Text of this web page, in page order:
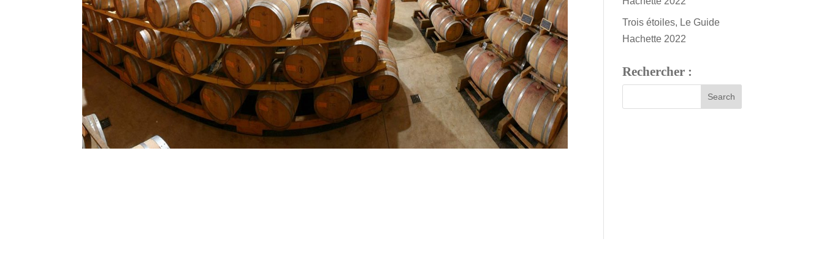
Trois étoiles, Le Guide
Hachette 2022
Rechercher :